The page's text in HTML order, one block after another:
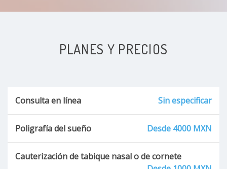
Sinusitis aguda o cronica
Alteraciones de la voz (disfonía)
PLANES Y PRECIOS
Consulta en línea Sin especificar
Poligrafía del sueño Desde 4000 MXN
Cauterización de tabique nasal o de cornete